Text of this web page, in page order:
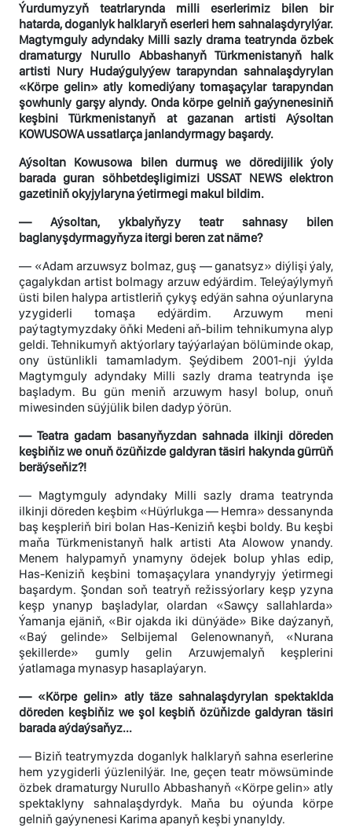
Ýurdumyzyň teatrlarynda milli eserlerimiz bilen bir
hatarda, doganlyk halklaryň eserleri hem sahnalaşdyrylýar.
Magtymguly adyndaky Milli sazly drama teatrynda özbek
dramaturgy Nurullo Abbashanyň Türkmenistanyň halk
artisti Nury Hudaýgulyýew tarapyndan sahnalaşdyrylan
«Körpe gelin» atly komediýany tomaşaçylar tarapyndan
şowhunly garşy alyndy. Onda körpe gelniň gaýynenesiniň
keşbini Türkmenistanyň at gazanan artisti Aýsoltan
KOWUSOWA ussatlarça janlandyrmagy başardy.
Aýsoltan Kowusowa bilen durmuş we döredijilik ýoly
barada guran söhbetdeşligimizi USSAT NEWS elektron
gazetiniň okyjylaryna ýetirmegi makul bildim.
— Aýsoltan, ykbalyňyzy teatr sahnasy bilen
baglanyşdyrmagyňyza itergi beren zat näme?
— «Adam arzuwsyz bolmaz, guş — ganatsyz» diýlişi ýaly,
çagalykdan artist bolmagy arzuw edýärdim. Teleýaýlymyň
üsti bilen halypa artistleriň çykyş edýän sahna oýunlaryna
yzygiderli tomaşa edýärdim. Arzuwym meni
paýtagtymyzdaky öňki Medeni aň-bilim tehnikumyna alyp
geldi. Tehnikumyň aktýorlary taýýarlaýan bölüminde okap,
ony üstünlikli tamamladym. Şeýdibem 2001-nji ýylda
Magtymguly adyndaky Milli sazly drama teatrynda işe
başladym. Bu gün meniň arzuwym hasyl bolup, onuň
miwesinden süýjülik bilen dadyp ýörün.
— Teatra gadam basanyňyzdan sahnada ilkinji döreden
keşbiňiz we onuň özüňizde galdyran täsiri hakynda gürrüň
beräýseňiz?!
— Magtymguly adyndaky Milli sazly drama teatrynda
ilkinji döreden keşbim «Hüýrlukga — Hemra» dessanynda
baş keşpleriň biri bolan Has-Keniziň keşbi boldy. Bu keşbi
maňa Türkmenistanyň halk artisti Ata Alowow ynandy.
Menem halypamyň ynamyny ödejek bolup yhlas edip,
Has-Keniziň keşbini tomaşaçylara ynandyryjy ýetirmegi
başardym. Şondan soň teatryň režissýorlary keşp yzyna
keşp ynanyp başladylar, olardan «Sawçy sallahlarda»
Ýamanja ejäniň, «Bir ojakda iki dünýäde» Bike daýzanyň,
«Baý gelinde» Selbijemal Gelenownanyň, «Nurana
şekillerde» gumly gelin Arzuwjemalyň keşplerini
ýatlamaga mynasyp hasaplaýaryn.
— «Körpe gelin» atly täze sahnalaşdyrylan spektaklda
döreden keşbiňiz we şol keşbiň özüňizde galdyran täsiri
barada aýdaýsaňyz...
— Biziň teatrymyzda doganlyk halklaryň sahna eserlerine
hem yzygiderli ýüzlenilýär. Ine, geçen teatr möwsüminde
özbek dramaturgy Nurullo Abbashanyň «Körpe gelin» atly
spektaklyny sahnalaşdyrdyk. Maňa bu oýunda körpe
gelniň gaýynenesi Karima apanyň keşbi ynanyldy.